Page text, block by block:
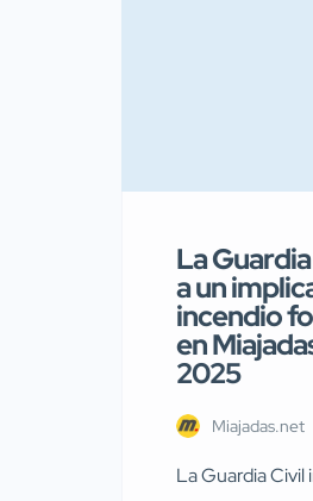
La
a un
incendio
en
2025
Miajadas.net
La Guardia Civil